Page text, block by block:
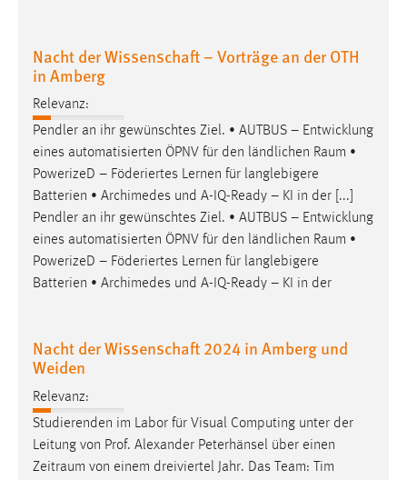
Nacht der Wissenschaft – Vorträge an der OTH
in Amberg
Relevanz:
Pendler an ihr gewünschtes Ziel. • AUTBUS – Entwicklung
eines automatisierten ÖPNV für den ländlichen Raum •
PowerizeD – Föderiertes Lernen für langlebigere
Batterien • Archimedes und A-IQ-Ready – KI in der [...]
Pendler an ihr gewünschtes Ziel. • AUTBUS – Entwicklung
eines automatisierten ÖPNV für den ländlichen Raum •
PowerizeD – Föderiertes Lernen für langlebigere
Batterien • Archimedes und A-IQ-Ready – KI in der
Nacht der Wissenschaft 2024 in Amberg und
Weiden
Relevanz:
Studierenden im Labor für Visual Computing unter der
Leitung von Prof. Alexander Peterhänsel über einen
Zeitraum von einem dreiviertel Jahr. Das Team: Tim